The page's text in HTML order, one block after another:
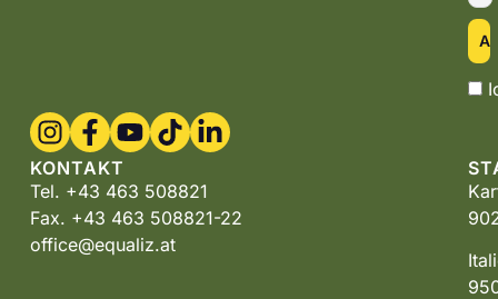
KONTAKT
Tel. +43 463 508821
Fax. +43 463 508821-22
office@equaliz.at